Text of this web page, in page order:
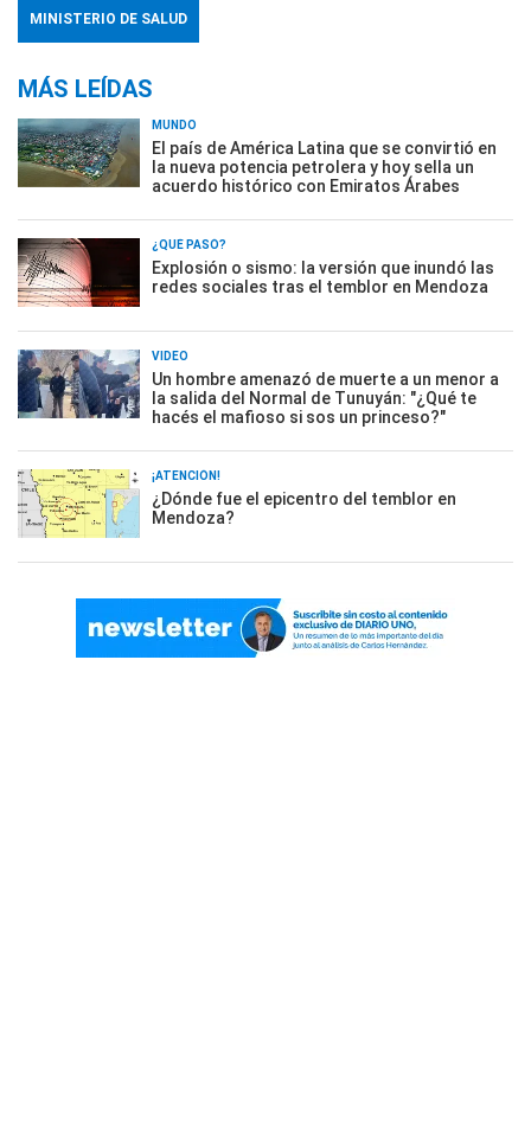
MINISTERIO DE SALUD
MÁS LEÍDAS
MUNDO
El país de América Latina que se convirtió en
la nueva potencia petrolera y hoy sella un
acuerdo histórico con Emiratos Árabes
¿QUÉ PASÓ?
Explosión o sismo: la versión que inundó las
redes sociales tras el temblor en Mendoza
VIDEO
Un hombre amenazó de muerte a un menor a
la salida del Normal de Tunuyán: "¿Qué te
hacés el mafioso si sos un princeso?"
¡ATENCIÓN!
¿Dónde fue el epicentro del temblor en
Mendoza?